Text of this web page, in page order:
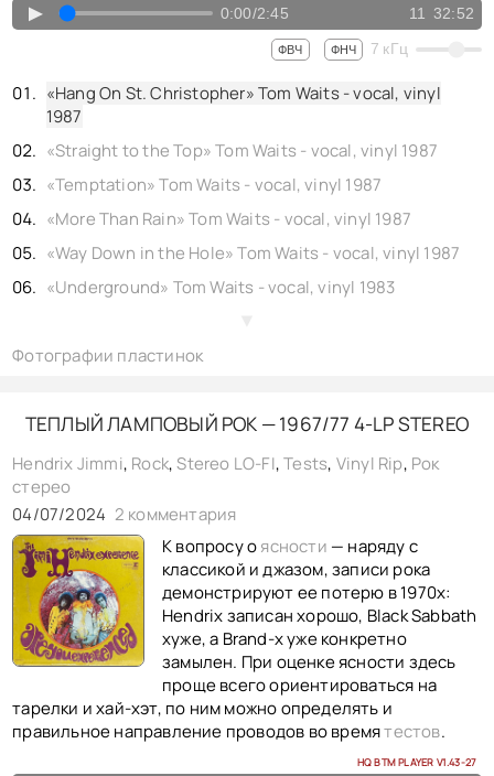
▲ 0:00/2:45 11 32:52
ФВЧ ФНЧ 7 кГц
«Hang On St. Christopher» Tom Waits - vocal, vinyl
1987
«Straight to the Top» Tom Waits - vocal, vinyl 1987
«Temptation» Tom Waits - vocal, vinyl 1987
«More Than Rain» Tom Waits - vocal, vinyl 1987
«Way Down in the Hole» Tom Waits - vocal, vinyl 1987
«Underground» Tom Waits - vocal, vinyl 1983
«Dave the Butcher» Tom Waits - vocal, vinyl 1983
«Frank's Wild Years» Tom Waits - vocal, vinyl 1983
«Rainbirds» Tom Waits - vocal, vinyl 1983
Фотографии пластинок
ТЕПЛЫЙ ЛАМПОВЫЙ РОК — 1967/77 4-LP STEREO
Hendrix Jimmi, Rock,Stereo LO-FI,Tests, Vinyl Rip, Рок
стерео
04/07/2024 2 комментария
К вопросу оясности — наряду с
классикой и джазом, записи рока
демонстрируют ее потерю в 1970х:
Hendrix записан хорошо, Black Sabbath
хуже, а Brand-x уже конкретно
замылен. При оценке ясности здесь
проще всего ориентироваться на
тарелки и хай-хэт, по ним можно определять и
правильное направление проводов во времятестов.
HQ BTM PLAYER V1.43-27